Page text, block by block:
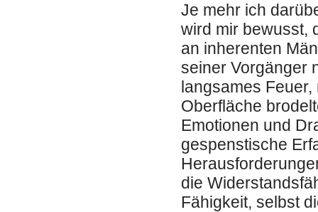
Je mehr ich
wird mir bewusst,
an inherenten
seiner Vorgänger
langsames
Oberfläche
Emotionen und
gespenstische
die
Fähigkeit, selbst